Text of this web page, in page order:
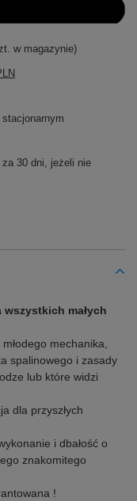
w magazynie)
za 30 dni, jeżeli nie
wszystkich małych
mechanika,
spalinowego i zasady
lub które widzi
dla przyszłych
i dbałość o
znakomitego
!